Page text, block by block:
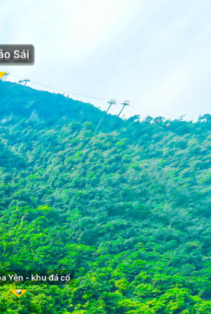
Yên - khu đá cổ
Sái
Sái